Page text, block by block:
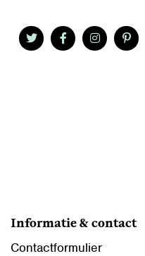
Informatie & contact
Contactformulier